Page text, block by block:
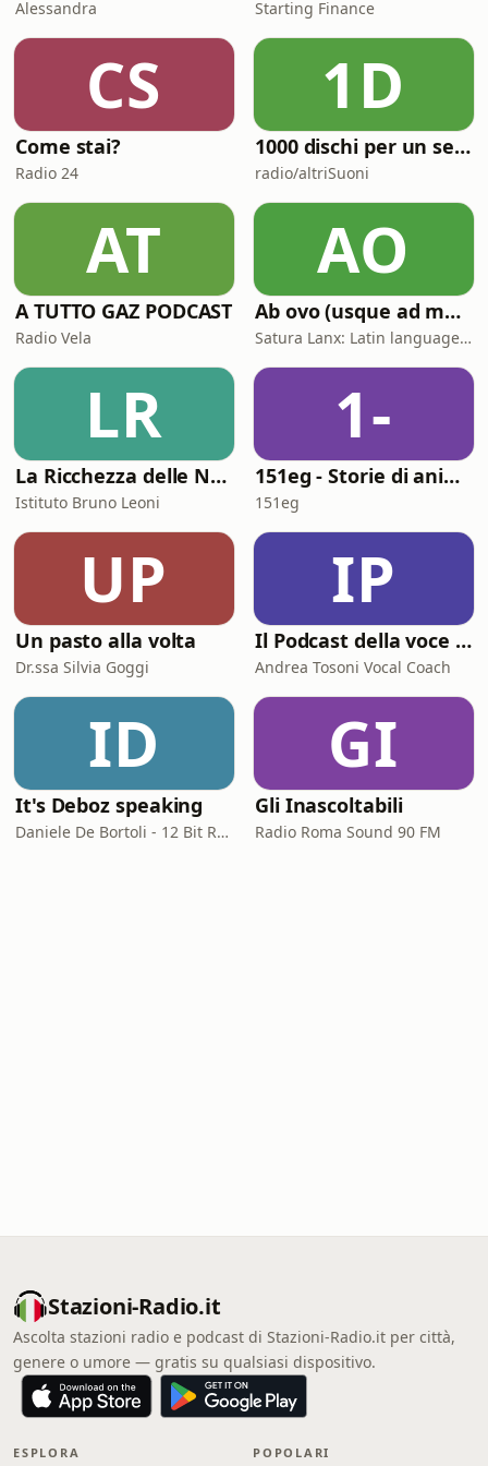
Alessandra Starting Finance
CS
Come stai?
Radio 24
1D
1000 dischi per un secolo
radio/altriSuoni
AT
A TUTTO GAZ PODCAST
Radio Vela
AO
Ab ovo (usque ad mala)
Satura Lanx: Latin language and literature for beginners.
LR
La Ricchezza delle Nazioni
Istituto Bruno Leoni
1-
151eg - Storie di animazione
151eg
UP
Un pasto alla volta
Dr.ssa Silvia Goggi
IP
Il Podcast della voce e del canto
Andrea Tosoni Vocal Coach
ID
It's Deboz speaking
Daniele De Bortoli - 12 Bit Retrogaming Trieste
GI
Gli Inascoltabili
Radio Roma Sound 90 FM
Stazioni-Radio.it
Ascolta stazioni radio e podcast di Stazioni-Radio.it per città,
genere o umore — gratis su qualsiasi dispositivo.
ESPLORA POPOLARI